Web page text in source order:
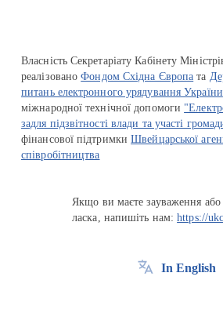
Власність Секретаріату Кабінету
реалізованоФондом Східна Європа та
питань електронного урядування України
міжнародної технічної допомоги
задля підзвітності влади та участі
фінансової підтримкиШвейцарської
співробітництва
Якщо ви маєте зауваження або
ласка, напишіть нам:https://
In English